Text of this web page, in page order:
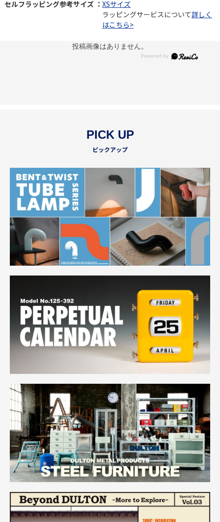
セルフラッピング参考サイズ ： XSサイズ
ラッピングサービスについて詳しく
はこちら>
投稿画像はありません。
PICK UP
ピックアップ